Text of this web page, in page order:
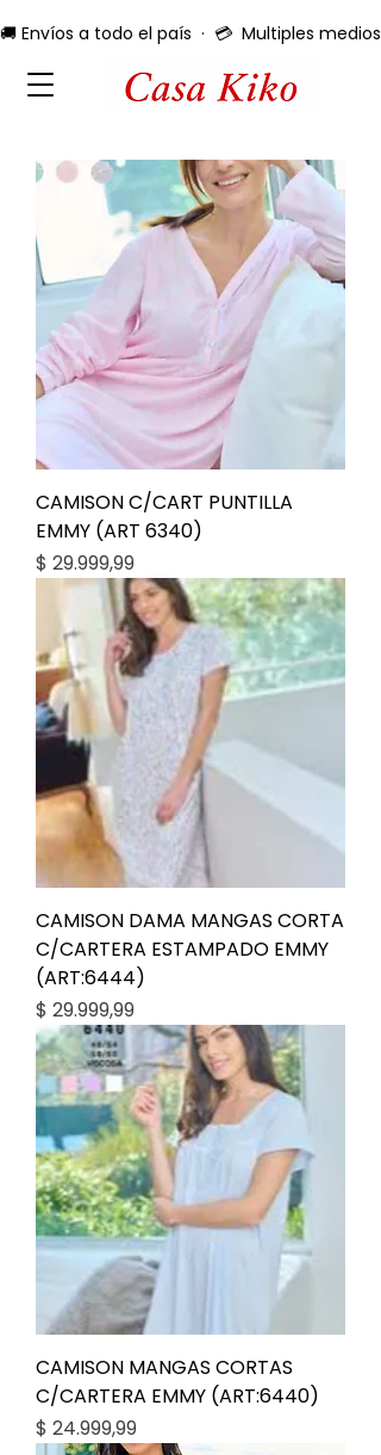
🚚 Envíos a todo el país  ·  💳  Multiples
CAMISON C/CART PUNTILLA
EMMY (ART 6340)
Precio
$ 29.999,99
CAMISON DAMA MANGAS CORTA
C/CARTERA ESTAMPADO EMMY
(ART:6444)
Precio
$ 29.999,99
CAMISON MANGAS CORTAS
C/CARTERA EMMY (ART:6440)
Precio
$ 24.999,99